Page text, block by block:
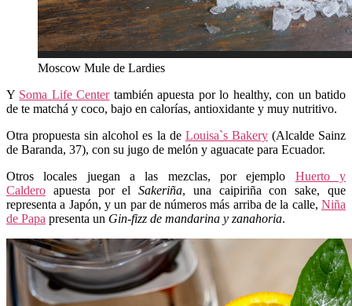
Moscow Mule de Lardies
Y Soma Life Centertambién apuesta por lo healthy, con un batido
de te matchá y coco, bajo en calorías, antioxidante y muy nutritivo.
Otra propuesta sin alcohol es la de Louisa`s Bakery(Alcalde Sainz
de Baranda, 37), con su jugo de melón y aguacate para Ecuador.
Otros locales juegan a las mezclas, por ejemplo Huerto y
Caldero apuesta por elSakeriña, una caipiriña con sake, que
representa a Japón, y un par de números más arriba de la calle, Niña
de Papa presenta un Gin-fizz de mandarina y zanahoria.